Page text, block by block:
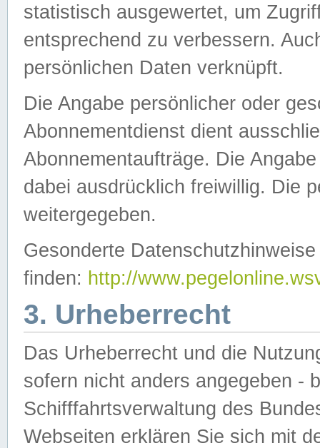
statistisch ausgewertet, um
entsprechend zu verbessern.
persönlichen Daten verknüpft.
Die Angabe persönlicher oder
Abonnementdienst dient
Abonnementaufträge. Die
dabei ausdrücklich freiwillig. Die
weitergegeben.
Gesonderte
finden: http://
3. Urheberrecht
Das Urheberrecht und die
sofern nicht anders angegeben -
Schifffahrtsverwaltung des
Webseiten erklären Sie sich mit